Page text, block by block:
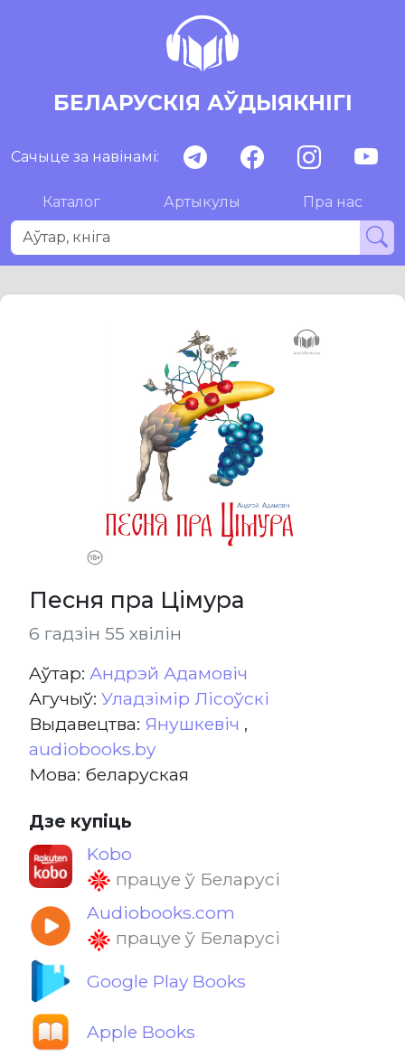
БЕЛАРУСКІЯ АЎДЫЯКНІГІ
Сачыце за навінамі:
Каталог Артыкулы Пра нас
Песня пра Цімура
6 гадзін 55 хвілін
Aўтар: Андрэй Адамовіч
Агучыў: Уладзімір Лісоўскі
Выдавецтва: Янушкевіч ,
audiobooks.by
Мова: беларуская
Дзе купіць
Kobo
працуе ў Беларусі
Audiobooks.com
працуе ў Беларусі
Google Play Books
Apple Books